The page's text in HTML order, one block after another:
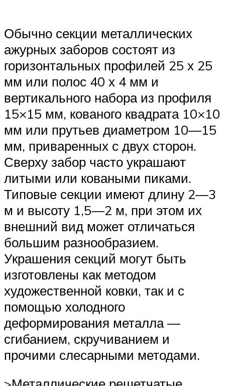
Обычно секции металлических
ажурных заборов состоят из
горизонтальных профилей 25 х 25
мм или полос 40 х 4 мм и
вертикального набора из профиля
15×15 мм, кованого квадрата 10×10
мм или прутьев диаметром 10—15
мм, приваренных с двух сторон.
Сверху забор часто украшают
литыми или коваными пиками.
Типовые секции имеют длину 2—3
м и высоту 1,5—2 м, при этом их
внешний вид может отличаться
большим разнообразием.
Украшения секций могут быть
изготовлены как методом
художественной ковки, так и с
помощью холодного
деформирования металла —
сгибанием, скручиванием и
прочими слесарными методами.